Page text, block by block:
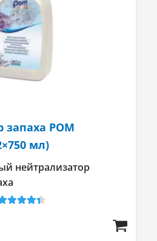
запаха POM
мл)
нейтрализатор